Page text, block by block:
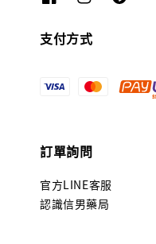
支付方式
訂單詢問
官方LINE客服
認識信男藥局